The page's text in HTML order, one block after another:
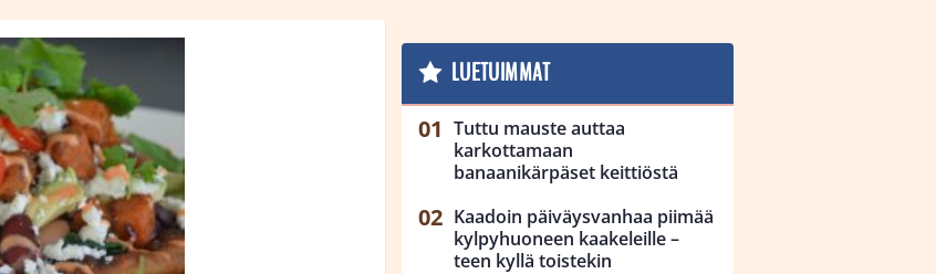
LUETUIMMAT
Tuttu mauste auttaa
karkottamaan
banaanikärpäset keittiöstä
Kaadoin päiväysvanhaa piimää
kylpyhuoneen kaakeleille –
teen kyllä toistekin